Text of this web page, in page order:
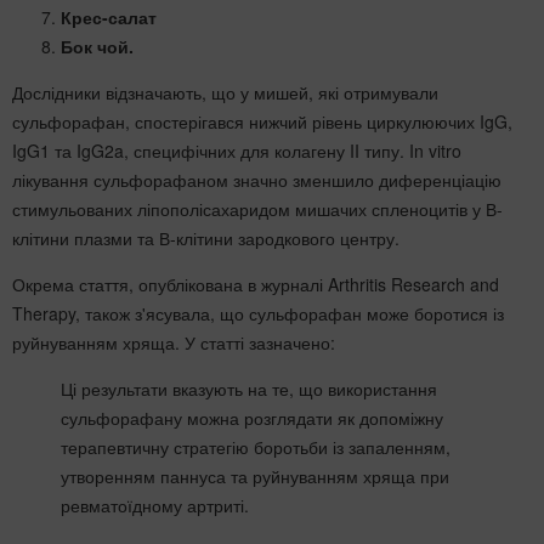
Крес-салат
Бок чой.
Дослідники відзначають, що у мишей, які отримували
сульфорафан, спостерігався нижчий рівень циркулюючих IgG,
IgG1 та IgG2a, специфічних для колагену II типу. In vitro
лікування сульфорафаном значно зменшило диференціацію
стимульованих ліпополісахаридом мишачих спленоцитів у В-
клітини плазми та В-клітини зародкового центру.
Окрема стаття, опублікована в журналі Arthritis Research and
Therapy, також з'ясувала, що сульфорафан може боротися із
руйнуванням хряща. У статті зазначено:
Ці результати вказують на те, що використання
сульфорафану можна розглядати як допоміжну
терапевтичну стратегію боротьби із запаленням,
утворенням паннуса та руйнуванням хряща при
ревматоїдному артриті.